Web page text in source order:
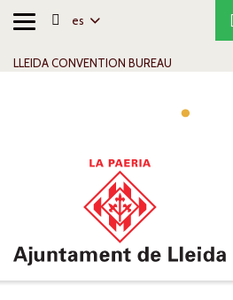
Alternar
es
LLEIDA CONVENTION BUREAU